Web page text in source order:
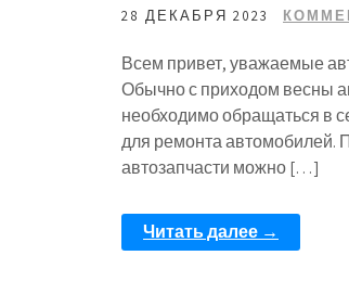
28 ДЕКАБРЯ 2023
Всем привет, уважаемые
Обычно с приходом весны
необходимо обращаться в
для ремонта автомобилей.
автозапчасти можно […]
Читать далее →